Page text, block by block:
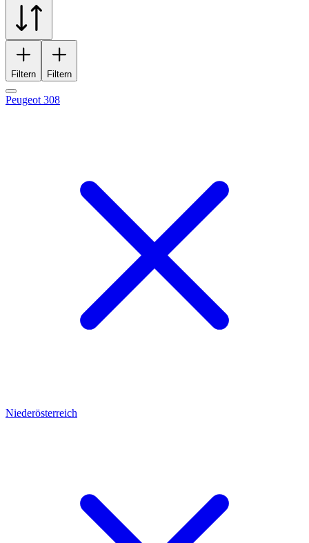
Filtern Filtern
Peugeot 308
Niederösterreich